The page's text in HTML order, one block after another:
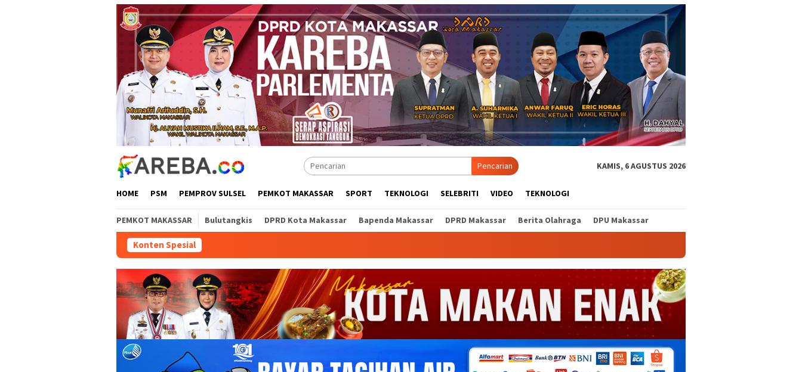
Pencarian KAMIS, 6 AGUSTUS 2026
HOME PSM PEMPROV SULSEL PEMKOT MAKASSAR SPORT TEKNOLOGI SELEBRITI VIDEO TEKNOLOGI
PEMKOT MAKASSAR Bulutangkis DPRD Kota Makassar Bapenda Makassar DPRD Makassar Berita Olahraga DPU Makassar
Konten Spesial